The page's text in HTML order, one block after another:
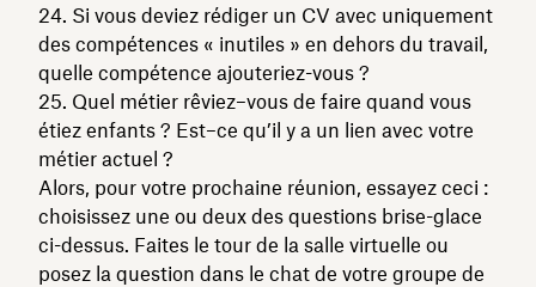
24. Si vous deviez rédiger un CV avec uniquement
des compétences « inutiles » en dehors du travail,
quelle compétence ajouteriez-vous ?
25. Quel métier rêviez–vous de faire quand vous
étiez enfants ? Est–ce qu’il y a un lien avec votre
métier actuel ?
Alors, pour votre prochaine réunion, essayez ceci :
choisissez une ou deux des questions brise-glace
ci-dessus. Faites le tour de la salle virtuelle ou
posez la question dans le chat de votre groupe de